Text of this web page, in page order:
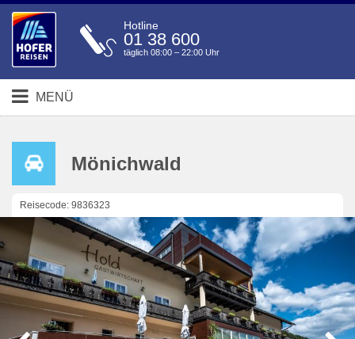
Hotline
01 38 600
täglich 08:00 – 22:00 Uhr
MENÜ
Mönichwald
Reisecode: 9836323